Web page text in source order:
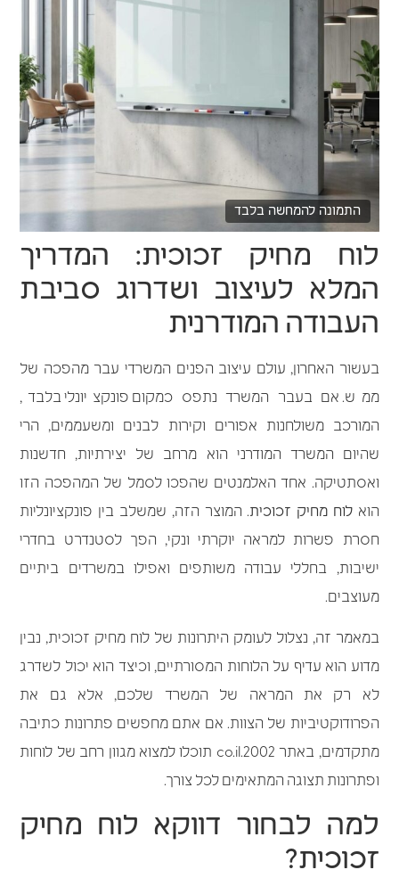
התמונה להמחשה בלבד
לוח מחיק זכוכית: המדריך
המלא לעיצוב ושדרוג סביבת
העבודה המודרנית
בעשור האחרון, עולם עיצוב הפנים המשרדי עבר מהפכה של
ממש. אם בעבר המשרד נתפס כמקום פונקציונלי בלבד,
המורכב משולחנות אפורים וקירות לבנים ומשעממים, הרי
שהיום המשרד המודרני הוא מרחב של יצירתיות, חדשנות
ואסתטיקה. אחד האלמנטים שהפכו לסמל של המהפכה הזו
הואלוח מחיק זכוכית. המוצר הזה, שמשלב בין פונקציונליות
חסרת פשרות למראה יוקרתי ונקי, הפך לסטנדרט בחדרי
ישיבות, בחללי עבודה משותפים ואפילו במשרדים ביתיים
מעוצבים.
במאמר זה, נצלול לעומק היתרונות של לוח מחיק זכוכית, נבין
מדוע הוא עדיף על הלוחות המסורתיים, וכיצד הוא יכול לשדרג
לא רק את המראה של המשרד שלכם, אלא גם את
הפרודוקטיביות של הצוות. אם אתם מחפשים פתרונות כתיבה
מתקדמים, באתר 2002.co.il תוכלו למצוא מגוון רחב של לוחות
ופתרונות תצוגה המתאימים לכל צורך.
למה לבחור דווקא לוח מחיק
זכוכית?